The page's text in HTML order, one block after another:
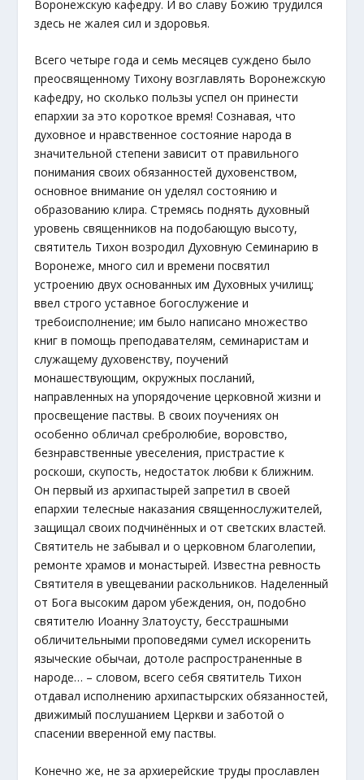
Воронежскую кафедру. И во славу Божию трудился
здесь не жалея сил и здоровья.
Всего четыре года и семь месяцев суждено было
преосвященному Тихону возглавлять Воронежскую
кафедру, но сколько пользы успел он принести
епархии за это короткое время! Сознавая, что
духовное и нравственное состояние народа в
значительной степени зависит от правильного
понимания своих обязанностей духовенством,
основное внимание он уделял состоянию и
образованию клира. Стремясь поднять духовный
уровень священников на подобающую высоту,
святитель Тихон возродил Духовную Семинарию в
Воронеже, много сил и времени посвятил
устроению двух основанных им Духовных училищ;
ввел строго уставное богослужение и
требоисполнение; им было написано множество
книг в помощь преподавателям, семинаристам и
служащему духовенству, поучений
монашествующим, окружных посланий,
направленных на упорядочение церковной жизни и
просвещение паствы. В своих поучениях он
особенно обличал сребролюбие, воровство,
безнравственные увеселения, пристрастие к
роскоши, скупость, недостаток любви к ближним.
Он первый из архипастырей запретил в своей
епархии телесные наказания священнослужителей,
защищал своих подчинённых и от светских властей.
Святитель не забывал и о церковном благолепии,
ремонте храмов и монастырей. Известна ревность
Святителя в увещевании раскольников. Наделенный
от Бога высоким даром убеждения, он, подобно
святителю Иоанну Златоусту, бесстрашными
обличительными проповедями сумел искоренить
языческие обычаи, дотоле распространенные в
народе… – словом, всего себя святитель Тихон
отдавал исполнению архипастырских обязанностей,
движимый послушанием Церкви и заботой о
спасении вверенной ему паствы.
Конечно же, не за архиерейские труды прославлен